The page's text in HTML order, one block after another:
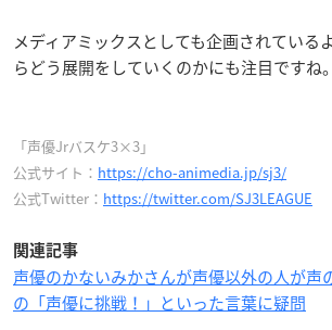
メディアミックスとしても企画されている
らどう展開をしていくのかにも注目ですね。
「声優Jrバスケ3×3」
公式サイト： https://cho-animedia.jp/sj3/
公式Twitter： https://twitter.com/SJ3LEAGUE
関連記事
声優のかないみかさんが声優以外の人が声
の「声優に挑戦！」といった言葉に疑問